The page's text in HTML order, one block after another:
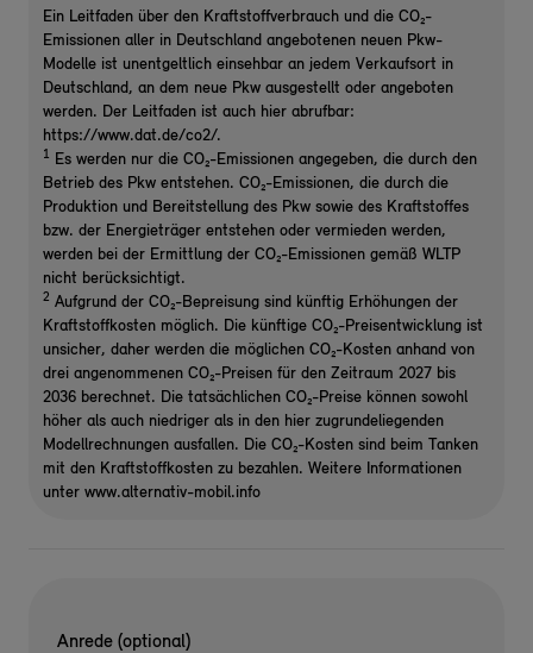
Ein Leitfaden über den Kraftstoffverbrauch und die CO₂-
Emissionen aller in Deutschland angebotenen neuen Pkw-
Modelle ist unentgeltlich einsehbar an jedem Verkaufsort in
Deutschland, an dem neue Pkw ausgestellt oder angeboten
werden. Der Leitfaden ist auch hier abrufbar:
https://www.dat.de/co2/.
1 Es werden nur die CO₂-Emissionen angegeben, die durch den
Betrieb des Pkw entstehen. CO₂-Emissionen, die durch die
Produktion und Bereitstellung des Pkw sowie des Kraftstoffes
bzw. der Energieträger entstehen oder vermieden werden,
werden bei der Ermittlung der CO₂-Emissionen gemäß WLTP
nicht berücksichtigt.
2 Aufgrund der CO₂-Bepreisung sind künftig Erhöhungen der
Kraftstoffkosten möglich. Die künftige CO₂-Preisentwicklung ist
unsicher, daher werden die möglichen CO₂-Kosten anhand von
drei angenommenen CO₂-Preisen für den Zeitraum 2027 bis
2036 berechnet. Die tatsächlichen CO₂-Preise können sowohl
höher als auch niedriger als in den hier zugrundeliegenden
Modellrechnungen ausfallen. Die CO₂-Kosten sind beim Tanken
mit den Kraftstoffkosten zu bezahlen. Weitere Informationen
unter www.alternativ-mobil.info
Anrede (optional)